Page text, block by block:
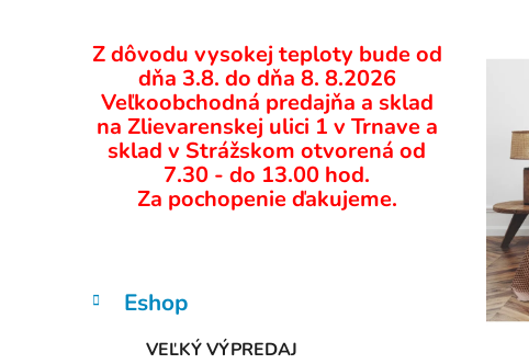
o
č
n
l
Z dôvodu vysokej teploty bude od
dňa 3.8. do dňa 8. 8.2026
Veľkoobchodná predajňa a sklad
na Zlievarenskej ulici 1 v Trnave a
sklad v Strážskom otvorená od
7.30 - do 13.00 hod.
Za pochopenie ďakujeme.
Preskočiť
kategórie
K
a
Eshop
VEĽKÝ VÝPREDAJ